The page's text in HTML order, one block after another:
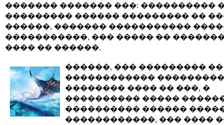
������� ������� ���: ����������
��������� ������ ��������� ��
������, ������� �����������
�����������, ��� ����� ��
���� �� ������.
������, ��� ��������� ��
������������ ���������
�������� ���� �� ���, �
���������� �����
���������� ������
������������, ��� ����